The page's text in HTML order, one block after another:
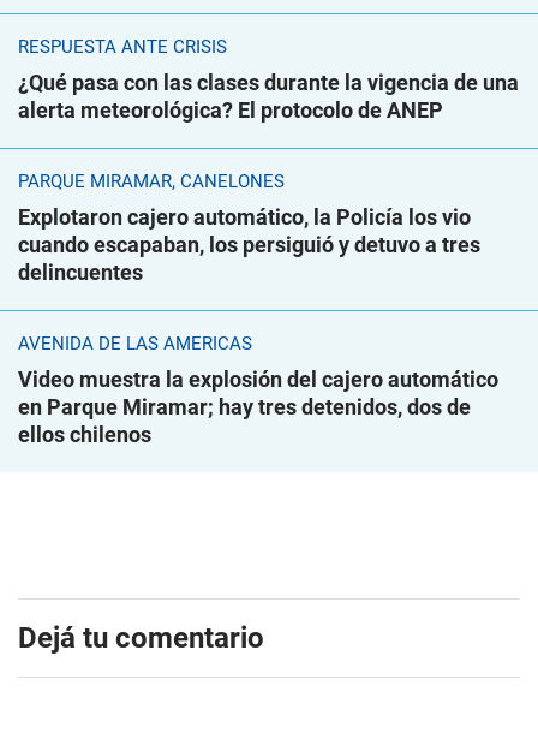
RESPUESTA ANTE CRISIS
¿Qué pasa con las clases durante la vigencia de una
alerta meteorológica? El protocolo de ANEP
PARQUE MIRAMAR, CANELONES
Explotaron cajero automático, la Policía los vio
cuando escapaban, los persiguió y detuvo a tres
delincuentes
AVENIDA DE LAS AMÉRICAS
Video muestra la explosión del cajero automático
en Parque Miramar; hay tres detenidos, dos de
ellos chilenos
Dejá tu comentario